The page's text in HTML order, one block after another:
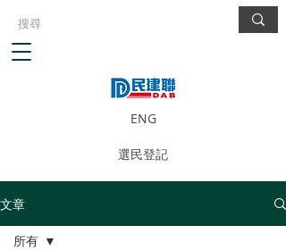
ENG
選民登記
文章
所有